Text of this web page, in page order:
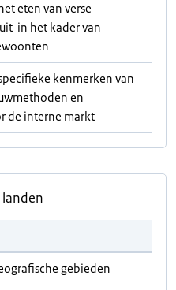
eten van verse
in het kader van
kenmerken van
en
de interne markt
gebieden